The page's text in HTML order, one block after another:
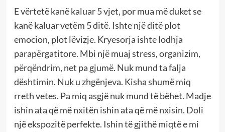
E vërtetë kanë kaluar 5 vjet, por mua më duket se
kanë kaluar vetëm 5 ditë. Ishte një ditë plot
emocion, plot lëvizje. Kryesorja ishte lodhja
parapërgatitore. Mbi një muaj stress, organizim,
përqëndrim, net pa gjumë. Nuk mund ta falja
dështimin. Nuk u zhgënjeva. Kisha shumë miq
rreth vetes. Pa miq asgjë nuk mund të bëhet. Madje
ishin ata që më nxitën ishin ata që më nxisin. Doli
një ekspozitë perfekte. Ishin të gjithë miqtë e mi